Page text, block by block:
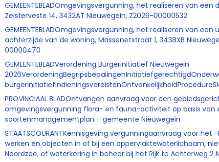
GEMEENTEBLADOmgevingsvergunning, het realiseren van een
Zeisterveste 14, 3432AT Nieuwegein, Z2026-00000532
GEMEENTEBLADOmgevingsvergunning, het realiseren van een
achterzijde van de woning, Massenetstraat 1, 3438XB
00000470
GEMEENTEBLADVerordening Burgerinitiatief Nieuwegein
PROVINCIAAL BLADOntvangen aanvraag voor een
omgevingsvergunning flora- en fauna-activiteit op basis van
soortenmanagementplan – gemeente Nieuwegein
STAATSCOURANTKennisgeving vergunningaanvraag voor het
werken en objecten in of bij een oppervlaktewaterlichaam,
Noordzee, of waterkering in beheer bij het Rijk te Achterweg 2